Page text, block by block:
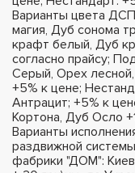
Варианты цвета
магия, Дуб сонома
крафт белый, Дуб
согласно прайсу;
Серый, Орех
+5% к цене;
Антрацит; +5% к
Кортона, Дуб Осло
Варианты
раздвижной
фабрики "ДОМ": Киев